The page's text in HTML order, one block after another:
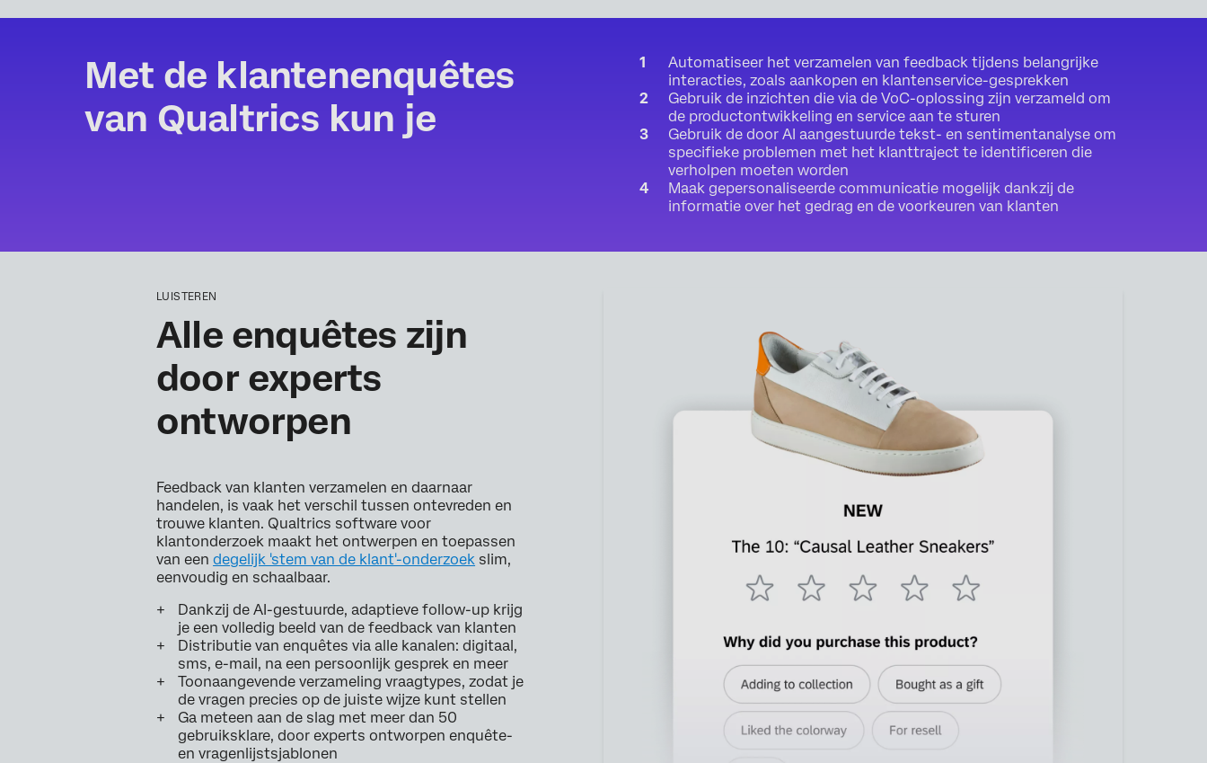
Met de klantenenquêtes
van Qualtrics kun je
Automatiseer het verzamelen van feedback tijdens belangrijke
interacties, zoals aankopen en klantenservice-gesprekken
Gebruik de inzichten die via de VoC-oplossing zijn verzameld om
de productontwikkeling en service aan te sturen
Gebruik de door AI aangestuurde tekst- en sentimentanalyse om
specifieke problemen met het klanttraject te identificeren die
verholpen moeten worden
Maak gepersonaliseerde communicatie mogelijk dankzij de
informatie over het gedrag en de voorkeuren van klanten
LUISTEREN
Alle enquêtes zijn
door experts
ontworpen
Feedback van klanten verzamelen en daarnaar
handelen, is vaak het verschil tussen ontevreden en
trouwe klanten. Qualtrics software voor
klantonderzoek maakt het ontwerpen en toepassen
van eendegelijk 'stem van de klant'-onderzoek slim,
eenvoudig en schaalbaar.
Dankzij de AI-gestuurde, adaptieve follow-up krijg
je een volledig beeld van de feedback van klanten
Distributie van enquêtes via alle kanalen: digitaal,
sms, e-mail, na een persoonlijk gesprek en meer
Toonaangevende verzameling vraagtypes, zodat je
de vragen precies op de juiste wijze kunt stellen
Ga meteen aan de slag met meer dan 50
gebruiksklare, door experts ontworpen enquête-
en vragenlijstsjablonen